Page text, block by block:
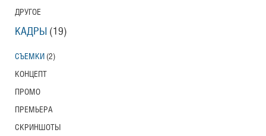
ДРУГОЕ
КАДРЫ (19)
СЪЕМКИ (2)
КОНЦЕПТ
ПРОМО
ПРЕМЬЕРА
СКРИНШОТЫ